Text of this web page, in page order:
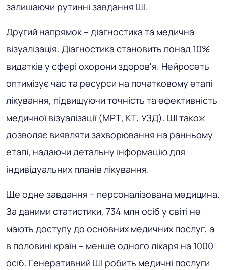
залишаючи рутинні завдання ШІ.
Другий напрямок – діагностика та медична
візуалізація. Діагностика становить понад 10%
видатків у сфері охорони здоров'я. Нейросеть
оптимізує час та ресурси на початковому етапі
лікування, підвищуючи точність та ефективність
медичної візуалізації (МРТ, КТ, УЗД). ШІ також
дозволяє виявляти захворювання на ранньому
етапі, надаючи детальну інформацію для
індивідуальних планів лікування.
Ще одне завдання – персоналізована медицина.
За даними статистики, 734 млн осіб у світі не
мають доступу до основних медичних послуг, а
в половині країн – менше одного лікаря на 1000
осіб. Генеративний ШІ робить медичні послуги